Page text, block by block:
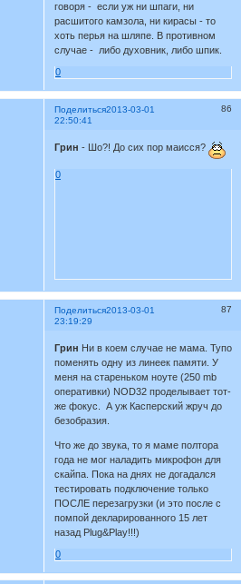
говоря - если уж ни шпаги, ни
расшитого камзола, ни кирасы - то
хоть перья на шляпе. В противном
случае - либо духовник, либо шпик.
0
Поделиться 86
2013-03-01
22:50:41
Грин - Шо?! До сих пор маисся?
0
Поделиться 87
2013-03-01
23:19:29
Грин Ни в коем случае не мама. Тупо
поменять одну из линеек памяти. У
меня на стареньком ноуте (250 mb
оперативки) NOD32 проделывает тот-
же фокус. А уж Касперский жруч до
безобразия.
Что же до звука, то я маме полтора
года не мог наладить микрофон для
скайпа. Пока на днях не догадался
тестировать подключение только
ПОСЛЕ перезагрузки (и это после с
помпой декларированного 15 лет
назад Plug&Play!!!)
0